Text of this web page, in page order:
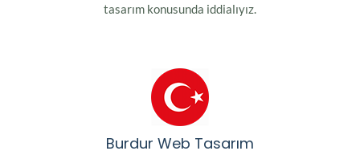
tasarım konusunda iddialıyız.
Burdur Web Tasarım